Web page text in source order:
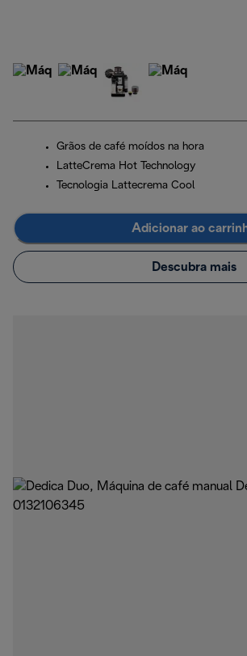
Grãos de café moídos na hora
LatteCrema Hot Technology
Tecnologia Lattecrema Cool
Adicionar ao
Descubra mais